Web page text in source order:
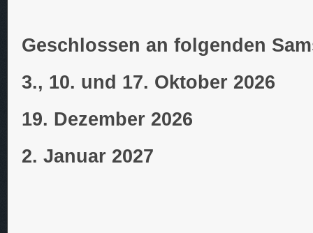
Geschlossen an folgenden
3., 10. und 17. Oktober 2026
19. Dezember 2026
2. Januar 2027